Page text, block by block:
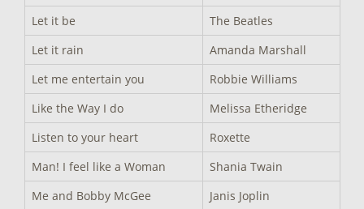
Let it be
The Beatles
Let it rain
Amanda Marshall
Let me entertain you
Robbie Williams
Like the Way I do
Melissa Etheridge
Listen to your heart
Roxette
Man! I feel like a Woman
Shania Twain
Me and Bobby McGee
Janis Joplin